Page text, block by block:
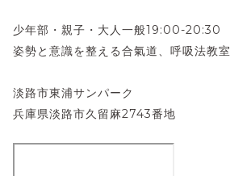
少年部・親子・大人一般19:00-20:30
姿勢と意識を整える合氣道、呼吸法教室
淡路市東浦サンパーク
兵庫県淡路市久留麻2743番地